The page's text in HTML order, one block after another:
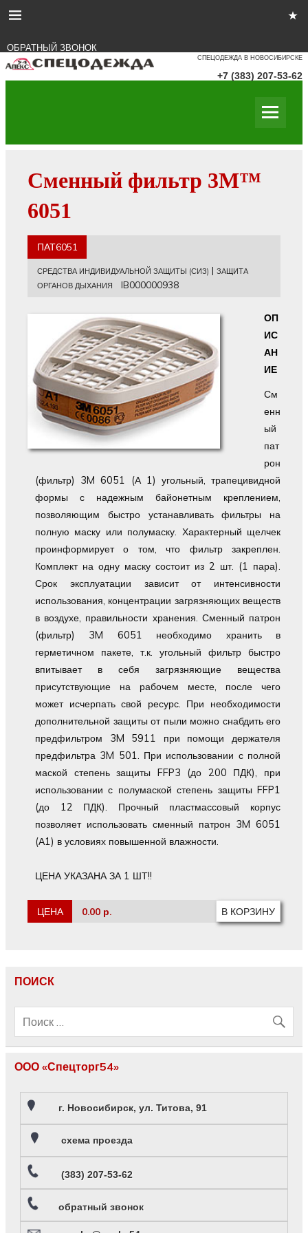
ОБРАТНЫЙ ЗВОНОК
СПЕЦОДЕЖДА В НОВОСИБИРСКЕ
+7 (383) 207-53-62
Сменный фильтр 3М™
6051
ПАТ6051
СРЕДСТВА ИНДИВИДУАЛЬНОЙ ЗАЩИТЫ (СИЗ) | ЗАЩИТА
ОРГАНОВ ДЫХАНИЯ
IB000000938
ОП
ИС
АН
ИЕ
См
енн
ый
пат
рон
(фильтр) 3M 6051 (А 1) угольный, трапецивидной
формы с надежным байонетным креплением,
позволяющим быстро устанавливать фильтры на
полную маску или полумаску. Характерный щелчек
проинформирует о том, что фильтр закреплен.
Комплект на одну маску состоит из 2 шт. (1 пара).
Срок эксплуатации зависит от интенсивности
использования, концентрации загрязняющих веществ
в воздухе, правильности хранения. Сменный патрон
(фильтр) 3M 6051 необходимо хранить в
герметичном пакете, т.к. угольный фильтр быстро
впитывает в себя загрязняющие вещества
присутствующие на рабочем месте, после чего
может исчерпать свой ресурс. При необходимости
дополнительной защиты от пыли можно снабдить его
предфильтром 3M 5911 при помощи держателя
предфильтра 3M 501. При использовании с полной
маской степень защиты FFP3 (до 200 ПДК), при
использовании с полумаской степень защиты FFP1
(до 12 ПДК). Прочный пластмассовый корпус
позволяет использовать сменный патрон 3M 6051
(А1) в условиях повышенной влажности.
ЦЕНА УКАЗАНА ЗА 1 ШТ!!
ЦЕНА 0.00 р.
ПОИСК
ООО «Спецторг54»
г. Новосибирск, ул. Титова, 91
схема проезда
(383) 207-53-62
обратный звонок